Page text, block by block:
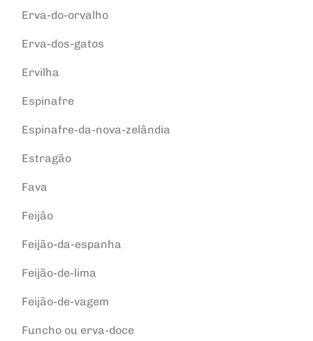
Erva-do-orvalho
Erva-dos-gatos
Ervilha
Espinafre
Espinafre-da-nova-zelândia
Estragão
Fava
Feijão
Feijão-da-espanha
Feijão-de-lima
Feijão-de-vagem
Funcho ou erva-doce